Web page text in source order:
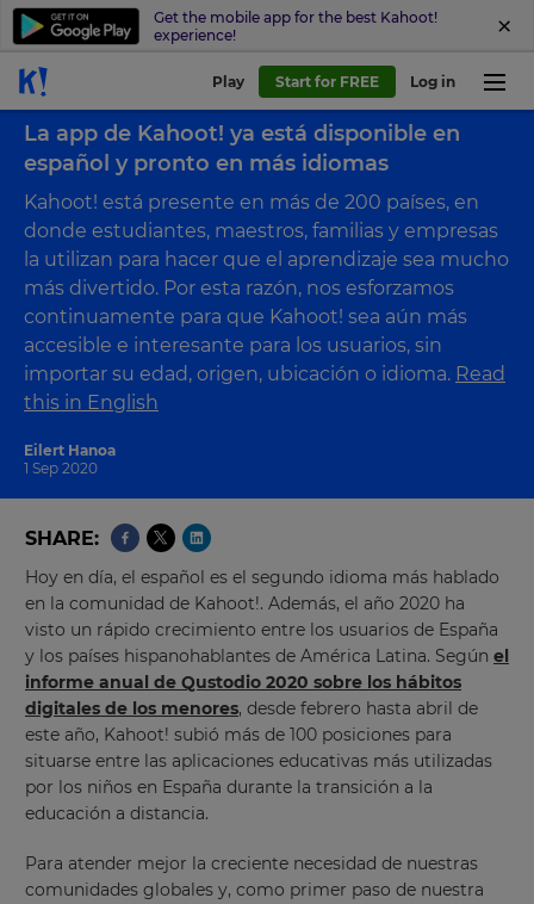
Get the mobile app for the best Kahoot!
experience!
Play Start for FREE Log in
Eilert Hanoa
1 Sep 2020
La app de Kahoot! ya está disponible en
español y pronto en más idiomas
Kahoot! está presente en más de 200 países, en
donde estudiantes, maestros, familias y empresas
la utilizan para hacer que el aprendizaje sea mucho
más divertido. Por esta razón, nos esforzamos
continuamente para que Kahoot! sea aún más
accesible e interesante para los usuarios, sin
importar su edad, origen, ubicación o idioma. Read
this in English
SHARE
Hoy en día, el español es el segundo idioma más hablado
en la comunidad de Kahoot!. Además, el año 2020 ha
visto un rápido crecimiento entre los usuarios de España
y los países hispanohablantes de América Latina. Según el
informe anual de Qustodio 2020 sobre los hábitos
digitales de los menores, desde febrero hasta abril de
este año, Kahoot! subió más de 100 posiciones para
situarse entre las aplicaciones educativas más utilizadas
por los niños en España durante la transición a la
educación a distancia.
Para atender mejor la creciente necesidad de nuestras
comunidades globales y, como primer paso de nuestra